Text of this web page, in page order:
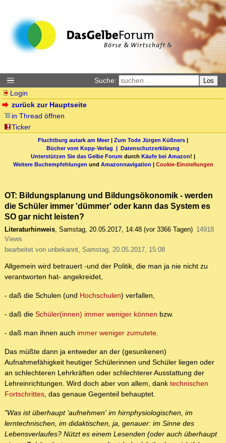
Suche: Los
Login
zurück zur Hauptseite
in Thread öffnen
Ticker
Fluchtburg autark am Meer| Zum Tode Jürgen Küßners |
Bücher vom Kopp-Verlag | Datenschutzerklärung
Unterstützen Sie das Gelbe Forum durch Käufe bei Amazon! |
Weitere Buchempfehlungen und Amazonnavigation | Cookie-Einstellungen
OT: Bildungsplanung und Bildungsökonomik - werden
die Schüler immer 'dümmer' oder kann das System es
SO gar nicht leisten?
Literaturhinweis, Samstag, 20.05.2017, 14:48 (vor 3366 Tagen) 14918
Views
bearbeitet von unbekannt, Samstag, 20.05.2017, 15:08
Allgemein wird betrauert -und der Politik, die man ja nie nicht zu
verantworten hat- angekreidet,
- daß die Schulen (und Hochschulen) verfallen,
- daß die Schüler(innen) immer weniger können bzw.
- daß man ihnen auch immer weniger zumutete.
Das müßte dann ja entweder an der (gesunkenen)
Aufnahmefähigkeit heutiger Schülerinnen und Schüler liegen oder
an schlechteren Lehrkräften oder schlechterer Ausstattung der
Lehreinrichtungen. Wird doch aber von allem, dank technischen
Fortschrittes, das genaue Gegenteil behauptet.
"Was ist überhaupt 'aufnehmen' im hirnphysiologischen, im
lerntechnischen, im didaktischen, ja, genauer: im Sinne des
Lebensverlaufes? Nützt es einem Lesenden (oder auch überhaupt